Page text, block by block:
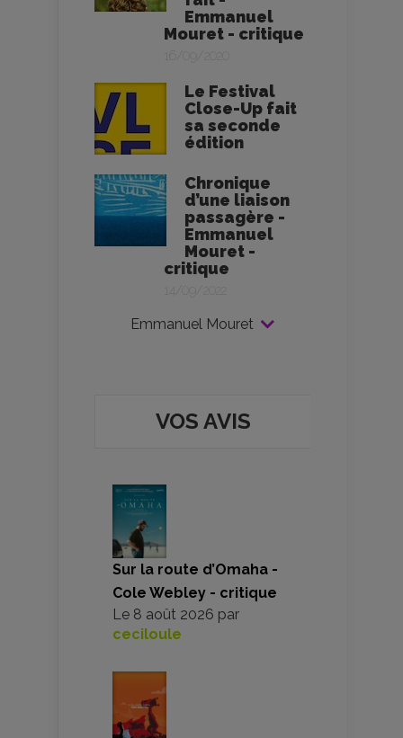
Emmanuel
Mouret - critique
Le Festival
Close-Up fait
sa seconde
édition
Chronique
d’une liaison
passagère -
Emmanuel
Mouret -
critique
14/09/2022
Emmanuel Mouret
VOS AVIS
Sur la route d’Omaha -
Cole Webley - critique
Le 8 août 2026 par
ceciloule